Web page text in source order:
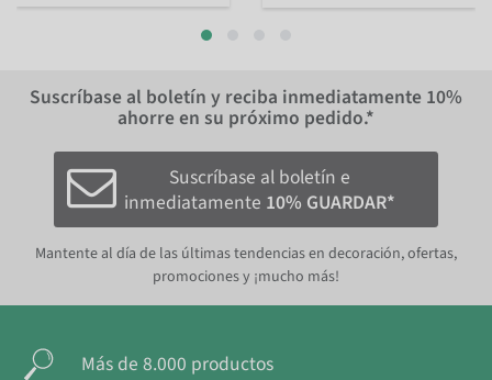
Suscríbase al boletín y reciba inmediatamente 10%
ahorre en su próximo pedido.*
Suscríbase al boletín e
inmediatamente 10% GUARDAR*
Mantente al día de las últimas tendencias en decoración, ofertas,
promociones y ¡mucho más!
Más de 8.000 productos